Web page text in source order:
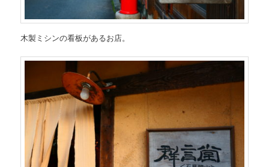
木製ミシンの看板があるお店。